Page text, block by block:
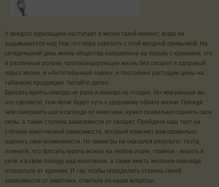
У каждого курильщика наступает в жизни такой момент, когда он
задумывается над тем, что пора завязать с этой вредной привычкой. На
сегодняшний день жизнь общества направлена на борьбу с курением: это
и различные ролики, пропагандирующие жизнь без сигарет и здоровый
образ жизни, и «Антитабачный закон», и постоянно растущие цены на
табачную продукцию. Читайте далее...
Бросить курить никогда не рано и никогда не поздно. Но чем раньше вы
это сделаете, тем легче будет путь к здоровому образу жизни. Прежде
чем совершить шаг к свободе от никотина, нужно правильно оценить свои
силы, а также степень зависимости от сигарет. Пройдите наш тест на
степень никотиновой зависимости, который поможет вам правильно
оценить свои возможности. Но каким бы не оказался результат теста,
помните, что бросить курить можно на любом этапе, главное - верить в
себя и в свою победу над никотином, а также иметь желание навсегда
отказаться от курения. И так, чтобы определить степень своей
зависимости от никотина, ответьте на наши вопросы: